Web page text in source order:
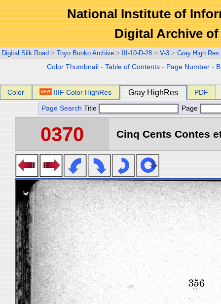
National Institute of
Digital Archive
Digital Silk Road > Toyo Bunko Archive > III-10-D-28 > V-3 > Gray High
Color Thumbnail -Table of Contents - Page Number -
Color IIIF Color HighRes Gray HighRes PDF
Page Search Title Page
0370 Cinq Cents Contes